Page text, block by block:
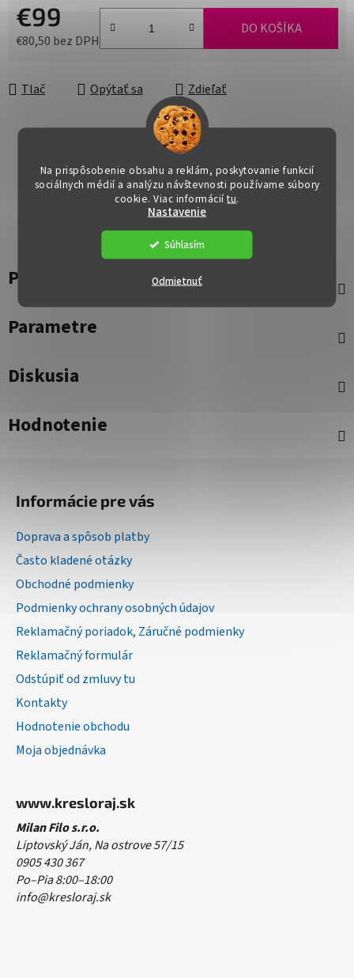
Na prispôsobenie obsahu a reklám, poskytovanie funkcií
sociálnych médií a analýzu návštevnosti používame súbory
cookie. Viac informáciítu.
Nastavenie
Odmietnuť
Súhlasím
€99
€80,50 bez DPH
DO KOŠÍKA
Tlač Opýtať sa Zdieľať
Popis
Parametre
Diskusia
Hodnotenie
Informácie pre vás
Doprava a spôsob platby
Často kladené otázky
Obchodné podmienky
Podmienky ochrany osobných údajov
Reklamačný poriadok, Záručné podmienky
Reklamačný formulár
Odstúpiť od zmluvy tu
Kontakty
Hodnotenie obchodu
Moja objednávka
www.kresloraj.sk
Milan Filo s.r.o.
Liptovský Ján, Na ostrove 57/15
0905 430 367
Po–Pia 8:00–18:00
info@kresloraj.sk